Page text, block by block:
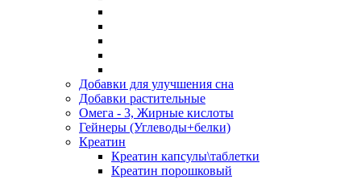
Добавки для улучшения сна
Добавки растительные
Омега - 3, Жирные кислоты
Гейнеры (Углеводы+белки)
Креатин
Креатин капсулы\таблетки
Креатин порошковый